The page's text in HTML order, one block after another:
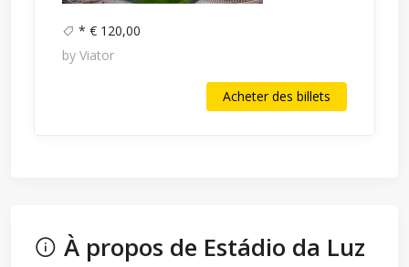
* € 120,00
by Viator
Acheter des billets
À propos de Estádio da Luz